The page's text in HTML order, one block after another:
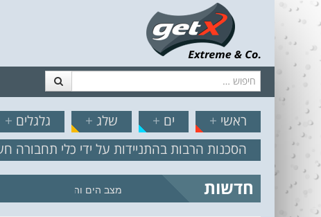
חיפוש
// תפריט
דלג לתוכן
ראשי + ים + שלג + גלגלים +
הסכנות הרבות בהתניידות על ידי כלי תחבורה
חדשות מצב הים והרוח – תחזית גלים 16.2.18